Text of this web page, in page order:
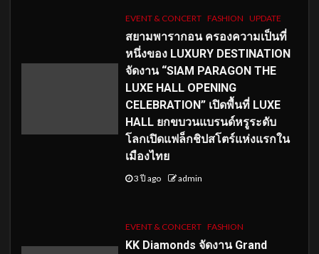
EVENT & CONCERT FASHION UPDATE
สยามพารากอน ครองความเป็นที่
หนึ่งของ LUXURY DESTINATION
จัดงาน “SIAM PARAGON THE
LUXE HALL OPENING
CELEBRATION” เปิดพื้นที่ LUXE
HALL ยกขบวนแบรนด์หรูระดับ
โลกเปิดแฟล็กชิปสโตร์แห่งแรกใน
เมืองไทย
3 ปี ago admin
EVENT & CONCERT FASHION
KK Diamonds จัดงาน Grand